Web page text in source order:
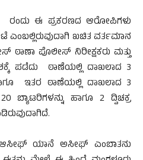
ರಂದು ಈ ಪ್ರಕರಣದ ಆರೋಪಿಗಳು
ಖಚಿತ ವರ್ತಮಾನ
ಠಾಣಾ ಪೊಲೀಸ್ ನಿರೀಕ್ಷಕರು ಮತ್ತು
ಪಡೆದು ಠಾಣೆಯಲ್ಲಿ ದಾಖಲಾದ 3
ಇತರ ಠಾಣೆಯಲ್ಲಿ ದಾಖಲಾದ 3
ಬ್ಯಾಟರಿಗಳನ್ನು ಹಾಗೂ 2 ದ್ವಿಚಕ್ರ
ಯಾನೆ ಅಸೀಫ್ ಎಂಬಾತನು